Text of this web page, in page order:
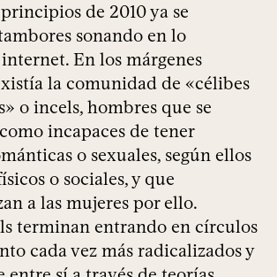
de 2010 ya se
sonando en lo
En los márgenes
la comunidad de «célibes
o incels, hombres que se
incapaces de tener
o sexuales, según ellos
o sociales, y que
a las mujeres por ello.
terminan entrando en círculos
cada vez más radicalizados y